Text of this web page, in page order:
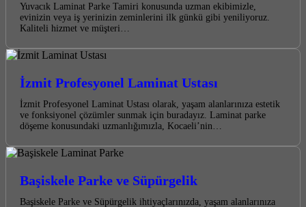
Yuvacık Laminat Parke Tamiri konusunda uzman ekibimizle,
evinizin veya iş yerinizin zeminlerini ilk günkü gibi yeniliyoruz.
Kaliteli hizmet ve müşteri…
İzmit Profesyonel Laminat Ustası
İzmit Profesyonel Laminat Ustası olarak, yaşam alanlarınıza estetik
ve fonksiyonel çözümler sunmak için buradayız. Laminat parke
döşeme konusundaki uzmanlığımızla, Kocaeli’nin…
Başiskele Parke ve Süpürgelik
Başiskele Parke ve Süpürgelik ihtiyaçlarınızda, yaşam alanlarınıza